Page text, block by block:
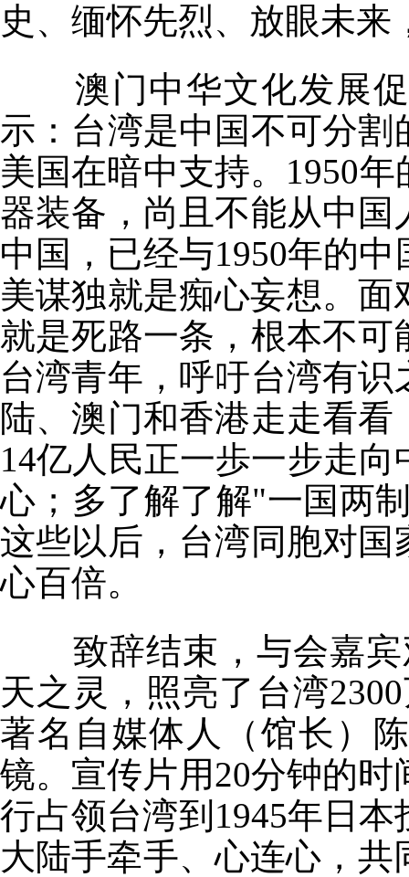
史、缅怀先烈、放眼未
澳门中华文化发展
示：台湾是中国不可分
美国在暗中支持。 1950年
器装备，尚且不能从中
中国，已经与1950年的中
美谋独就是痴心妄想。面
就是死路一条，根本不
台湾青年，呼吁台湾有
陆、澳门和香港走走看
14亿人民正一歩一步走
心；多了解了解"一国两
这些以后，台湾同胞对
心百倍。
致辞结束，与会嘉
天之灵，照亮了台湾2300
著名自媒体人（馆长）
镜。宣传片用20分钟的时
行占领台湾到 1945年日本
大陆手牵手、心连心，共